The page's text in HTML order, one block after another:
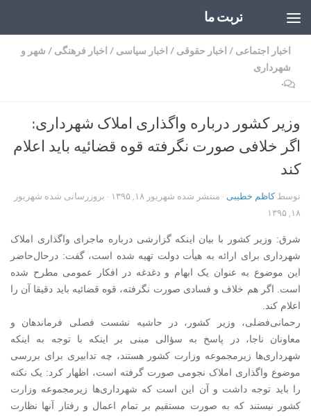
تربت ما
اخبار اجتماعی / اخبار حقوقی / اخبار سیاسی / اخبار فرهنگی / شهر و
شهرداری
۰
وزیر کشور درباره واگذاری املاک شهرداری:
اگر خلافی صورت نگرفته قوه قضائیه باید اعلام
کند
توسطکاظم خطیبی · منتشر شده شهریور ۱۸, ۱۳۹۵ · بروزرسانی شده شهریور
۱۸, ۱۳۹۵
شرق: وزیر کشور با بیان اینکه گزارشی درباره ماجرای واگذاری املاک
شهرداری برای ارائه به هیأت دولت تهیه شده است، گفت: درحال‌حاضر
این موضوع به عنوان یک ابهام و دغدغه در افکار عمومی مطرح شده
است. اگر هم خلاف و فسادی صورت نگرفته، قوه قضائیه باید دقیقا آن را
اعلام کند.
رحمانی‌فضلی، وزیر کشور، در حاشیه نشست فصلی فرماندهان و
معاونان ناجا، در پاسخ به سؤالی مبنی بر اینکه با توجه به اینکه
شهرداری‌ها زیرمجموعه وزارت کشور هستند، چه تدابیری برای بررسی
موضوع واگذاری املاک نجومی صورت گرفته است، اظهار کرد: یک نکته
را باید توجه داشت و آن این است که شهرداری‌ها زیرمجموعه وزارت
کشور نیستند که به صورت مستقیم بر تمام اعمال و رفتار آنها نظارت